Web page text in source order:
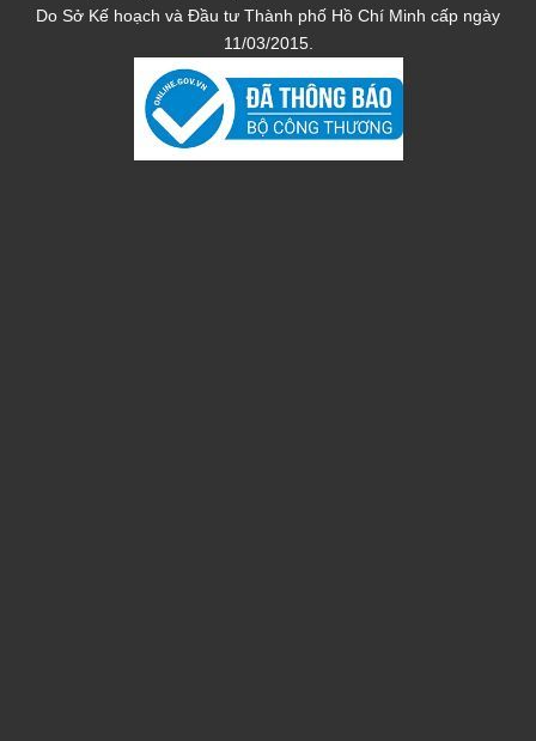
Do Sở Kế hoạch và Đầu tư Thành phố Hồ Chí Minh cấp ngày
11/03/2015.